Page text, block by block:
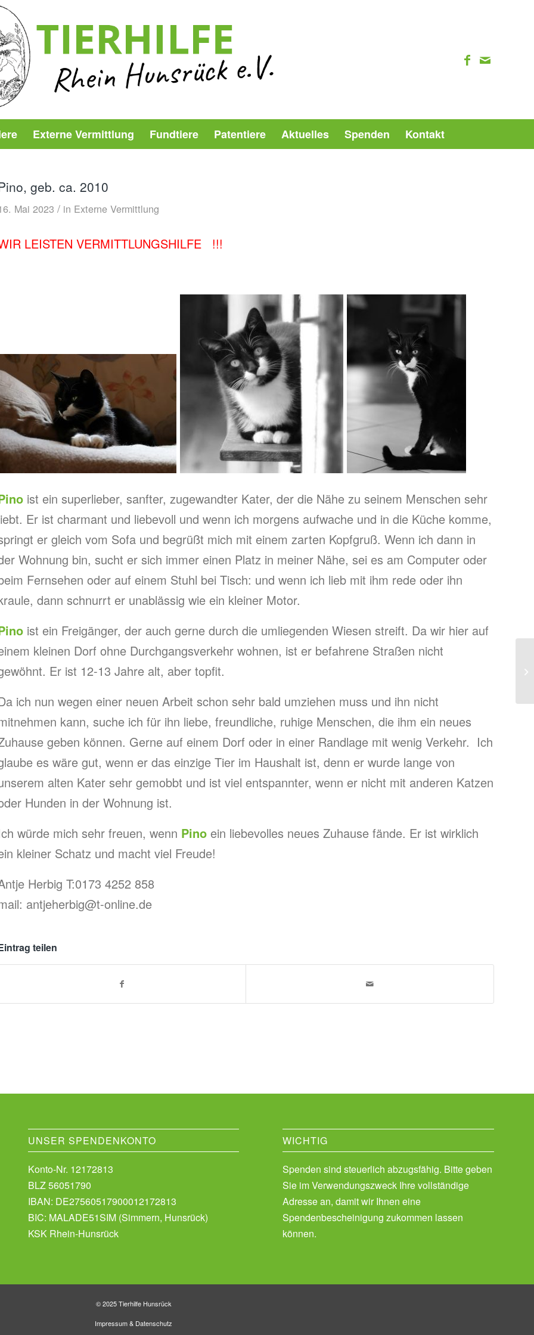
Externe Vermittlung Fundtiere Patentiere Aktuelles Spenden Kontakt
geb. ca. 2010
Mai 2023 / in Externe Vermittlung
LEISTEN VERMITTLUNGSHILFE !!!
ist ein superlieber, sanfter, zugewandter Kater, der die Nähe zu seinem Menschen sehr
Er ist charmant und liebevoll und wenn ich morgens aufwache und in die Küche komme,
er gleich vom Sofa und begrüßt mich mit einem zarten Kopfgruß. Wenn ich dann in
Wohnung bin, sucht er sich immer einen Platz in meiner Nähe, sei es am Computer oder
Fernsehen oder auf einem Stuhl bei Tisch: und wenn ich lieb mit ihm rede oder ihn
dann schnurrt er unablässig wie ein kleiner Motor.
ist ein Freigänger, der auch gerne durch die umliegenden Wiesen streift. Da wir hier auf
kleinen Dorf ohne Durchgangsverkehr wohnen, ist er befahrene Straßen nicht
Er ist 12-13 Jahre alt, aber topfit.
ich nun wegen einer neuen Arbeit schon sehr bald umziehen muss und ihn nicht
kann, suche ich für ihn liebe, freundliche, ruhige Menschen, die ihm ein neues
geben können. Gerne auf einem Dorf oder in einer Randlage mit wenig Verkehr. Ich
es wäre gut, wenn er das einzige Tier im Haushalt ist, denn er wurde lange von
alten Kater sehr gemobbt und ist viel entspannter, wenn er nicht mit anderen Katzen
Hunden in der Wohnung ist.
würde mich sehr freuen, wenn Pinoein liebevolles neues Zuhause fände. Er ist wirklich
kleiner Schatz und macht viel Freude!
Herbig T:0173 4252 858
antjeherbig@t-online.de
teilen
UNSER SPENDENKONTO
Konto-Nr. 12172813
BLZ 56051790
IBAN: DE27560517900012172813
BIC: MALADE51SIM (Simmern, Hunsrück)
KSK Rhein-Hunsrück
WICHTIG
Spenden sind steuerlich abzugsfähig. Bitte geben
Sie im Verwendungszweck Ihre vollständige
Adresse an, damit wir Ihnen eine
Spendenbescheinigung zukommen lassen
können.
© 2025 Tierhilfe Hunsrück
Impressum& Datenschutz